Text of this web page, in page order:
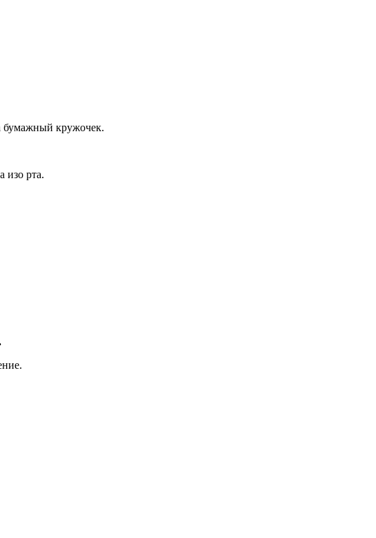
бумажный кружочек.
изо рта.